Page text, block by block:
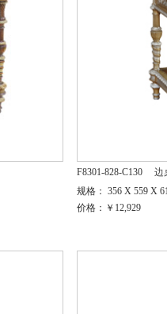
F8301-828-C130
边
规格： 356 X 559 X
价格：￥12,929